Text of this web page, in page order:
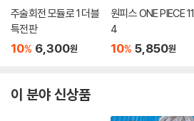
주술회전 모듈로 1 더블
특전판
10% 6,300원
원피스 ONE PIECE 11
4
10% 5,850원
이 분야 신상품